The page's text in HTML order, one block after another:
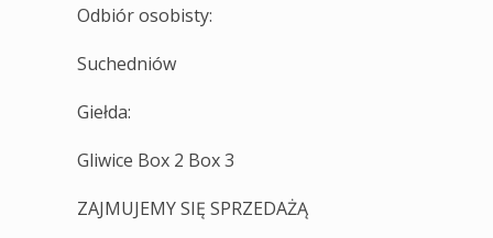
Odbiór osobisty:
Suchedniów
Giełda:
Gliwice Box 2 Box 3
ZAJMUJEMY SIĘ SPRZEDAŻĄ